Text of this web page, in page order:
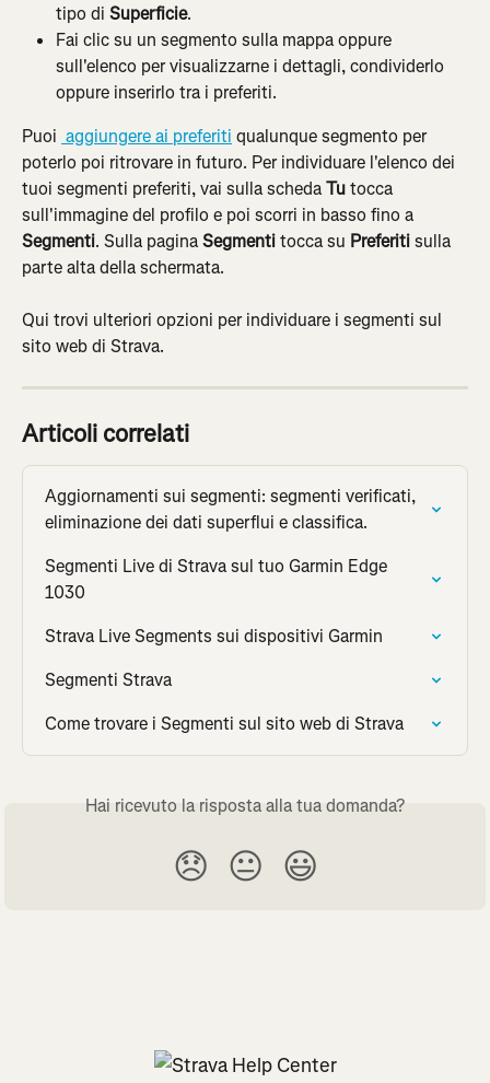
tipo di Superficie.
Fai clic su un segmento sulla mappa oppure
sull'elenco per visualizzarne i dettagli, condividerlo
oppure inserirlo tra i preferiti.
Puoi aggiungere ai preferiti qualunque segmento per
poterlo poi ritrovare in futuro. Per individuare l'elenco dei
tuoi segmenti preferiti, vai sulla scheda Tu tocca
sull'immagine del profilo e poi scorri in basso fino a
Segmenti. Sulla pagina Segmenti tocca su Preferiti sulla
parte alta della schermata.
Qui trovi ulteriori opzioni per individuare i segmenti sul
sito web di Strava.
Articoli correlati
Aggiornamenti sui segmenti: segmenti verificati,
eliminazione dei dati superflui e classifica.
Segmenti Live di Strava sul tuo Garmin Edge
1030
Strava Live Segments sui dispositivi Garmin
Segmenti Strava
Come trovare i Segmenti sul sito web di Strava
Hai ricevuto la risposta alla tua domanda?
😞 😐 😃